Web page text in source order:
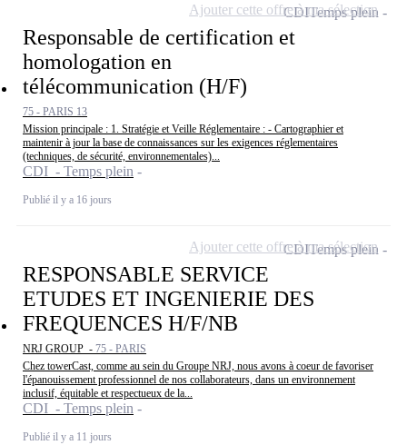
Responsable de certification et
homologation en
télécommunication (H/F)
75 - PARIS 13
Mission principale : 1. Stratégie et Veille Réglementaire : - Cartographier et
maintenir à jour la base de connaissances sur les exigences réglementaires
(techniques, de sécurité, environnementales)...
CDI - Temps plein
Publié il y a 16 jours
CDITemps plein
Ajouter cette offre à ma sélection
RESPONSABLE SERVICE
ETUDES ET INGENIERIE DES
FREQUENCES H/F/NB
NRJ GROUP - 75 - PARIS
Chez towerCast, comme au sein du Groupe NRJ, nous avons à coeur de favoriser
l'épanouissement professionnel de nos collaborateurs, dans un environnement
inclusif, équitable et respectueux de la...
CDI - Temps plein
Publié il y a 11 jours
CDITemps plein
Ajouter cette offre à ma sélection